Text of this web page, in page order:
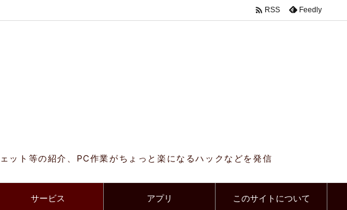
ット等の紹介、PC作業がちょっと楽になるハックなどを発信
サービス アプリ このサイトについて
 RSS Feedly